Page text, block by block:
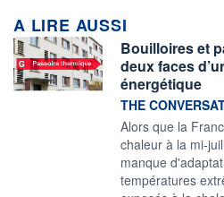
A LIRE AUSSI
Bouilloires et
deux faces
énergétique
information
THE
Alors que la
chaleur à la mi-
manque
températures